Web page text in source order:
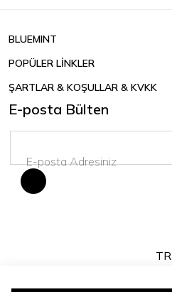
BLUEMINT
POPÜLER LİNKLER
ŞARTLAR & KOŞULLAR & KVKK
E-posta Bülten
TR